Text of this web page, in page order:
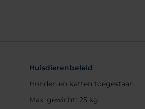
Huisdierenbeleid
Honden en katten toegestaan
Max. gewicht: 25 kg